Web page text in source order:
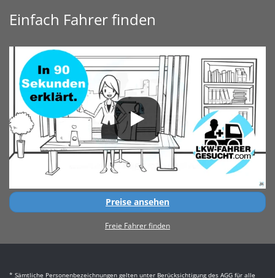
Einfach Fahrer finden
Preise ansehen
Freie Fahrer finden
* Sämtliche Personenbezeichnungen gelten unter Berücksichtigung des AGG für alle